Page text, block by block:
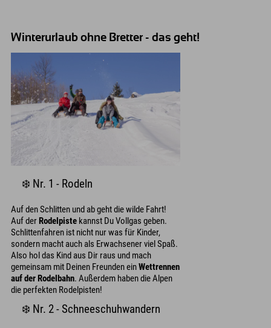
Winterurlaub ohne Bretter - das geht!
❄️ Nr. 1 - Rodeln
Auf den Schlitten und ab geht die wilde Fahrt!
Auf derRodelpiste kannst Du Vollgas geben.
Schlittenfahren ist nicht nur was für Kinder,
sondern macht auch als Erwachsener viel Spaß.
Also hol das Kind aus Dir raus und mach
gemeinsam mit Deinen Freunden einWettrennen
auf der Rodelbahn. Außerdem haben die Alpen
die perfekten Rodelpisten!
❄️ Nr. 2 - Schneeschuhwandern